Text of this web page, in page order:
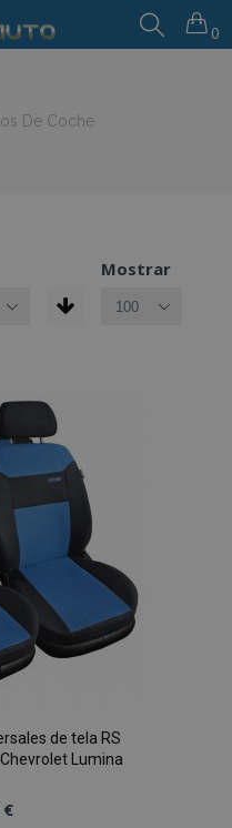
0
De Coche
Mostrar
de tela RS
Lumina
€